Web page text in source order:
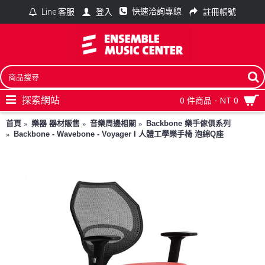
Line 客服 登入 快速洽詢專線 註冊帳號
0 件商品 - NT 0
探索網站
首頁 樂器 器材販售 音樂周邊相關
Backbone 樂手傢俱系列
Backbone - Wavebone - Voyager I 人體工學樂手椅 泡綿Q座